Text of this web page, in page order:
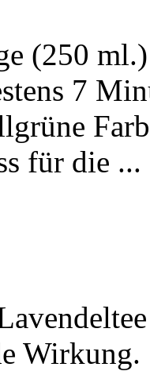
(250
7
für die ...
Wirkung.